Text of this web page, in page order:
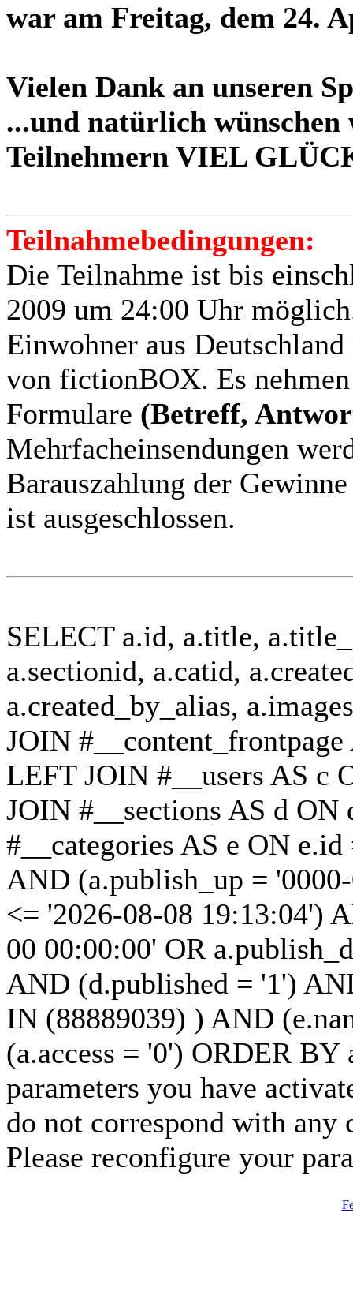
war am Freitag, dem 24.
Vielen Dank an unseren
...und natürlich
Teilnehmern VIEL
Teilnahmebedingungen:
Die Teilnahme ist bis
2009 um 24:00 Uhr
Einwohner aus
von fictionBOX. Es
Formulare (Betreff,
Mehrfacheinsendungen
Barauszahlung der
ist ausgeschlossen.
SELECT a.id, a.title,
a.sectionid, a.catid,
a.created_by_alias,
JOIN
LEFT JOIN #__users AS c
JOIN #__sections AS d
#__categories AS e ON
AND (a.publish_up =
<= '2026-08-08 19:13:04')
00 00:00:00' OR
AND (d.published = '1')
IN (88889039) ) AND
(a.access = '0') ORDER
parameters you have
do not correspond with any
Please reconfigure your